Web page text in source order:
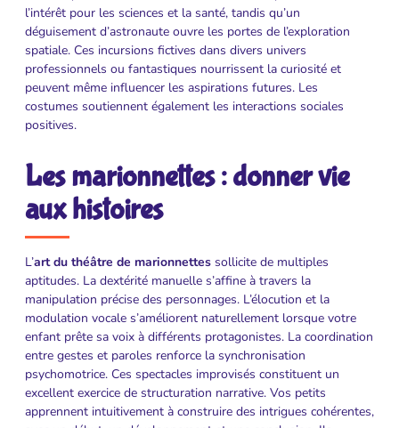
l’intérêt pour les sciences et la santé, tandis qu’un
déguisement d’astronaute ouvre les portes de l’exploration
spatiale. Ces incursions fictives dans divers univers
professionnels ou fantastiques nourrissent la curiosité et
peuvent même influencer les aspirations futures. Les
costumes soutiennent également les interactions sociales
positives.
Les marionnettes : donner vie
aux histoires
L’art du théâtre de marionnettes sollicite de multiples
aptitudes. La dextérité manuelle s’affine à travers la
manipulation précise des personnages. L’élocution et la
modulation vocale s’améliorent naturellement lorsque votre
enfant prête sa voix à différents protagonistes. La coordination
entre gestes et paroles renforce la synchronisation
psychomotrice. Ces spectacles improvisés constituent un
excellent exercice de structuration narrative. Vos petits
apprennent intuitivement à construire des intrigues cohérentes,